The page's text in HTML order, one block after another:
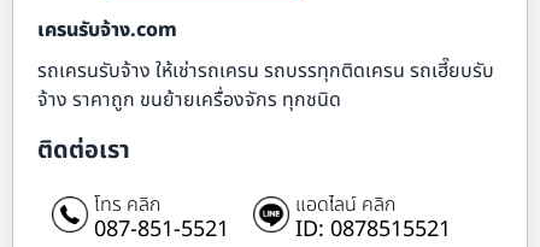
เครนรับจ้าง.com
รถเครนรับจ้าง ให้เช่ารถเครน รถบรรทุกติดเครน รถเฮี๊ยบรับ
จ้าง ราคาถูก ขนย้ายเครื่องจักร ทุกชนิด
ติดต่อเรา
โทร คลิก
087-851-5521
แอดไลน์ คลิก
ID: 0878515521